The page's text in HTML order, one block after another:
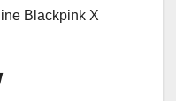
Blackpink X